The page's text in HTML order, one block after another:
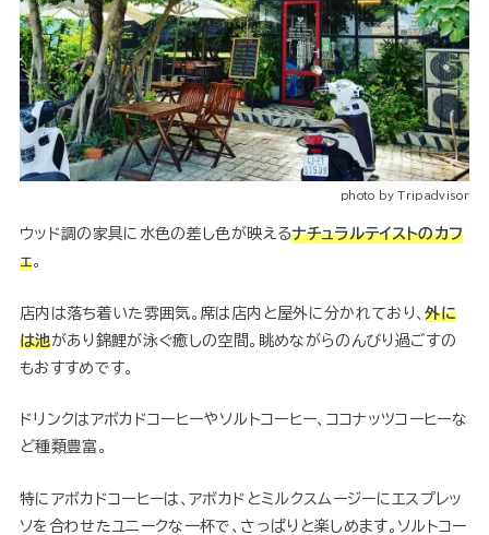
photo by Tripadvisor
ウッド調の家具に水色の差し色が映えるナチュラルテイストのカフ
ェ。
店内は落ち着いた雰囲気。席は店内と屋外に分かれており、外に
は池があり錦鯉が泳ぐ癒しの空間。眺めながらのんびり過ごすの
もおすすめです。
ドリンクはアボカドコーヒーやソルトコーヒー、ココナッツコーヒーな
ど種類豊富。
特にアボカドコーヒーは、アボカドとミルクスムージーにエスプレッ
ソを合わせたユニークな一杯で、さっぱりと楽しめます。ソルトコー